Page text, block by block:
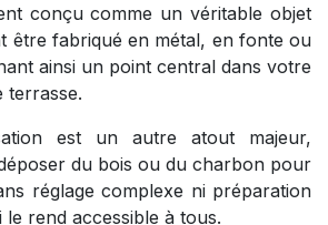
conçu comme un véritable objet
être fabriqué en métal, en fonte ou
ainsi un point central dans votre
terrasse.
est un autre atout majeur,
déposer du bois ou du charbon pour
réglage complexe ni préparation
rend accessible à tous.